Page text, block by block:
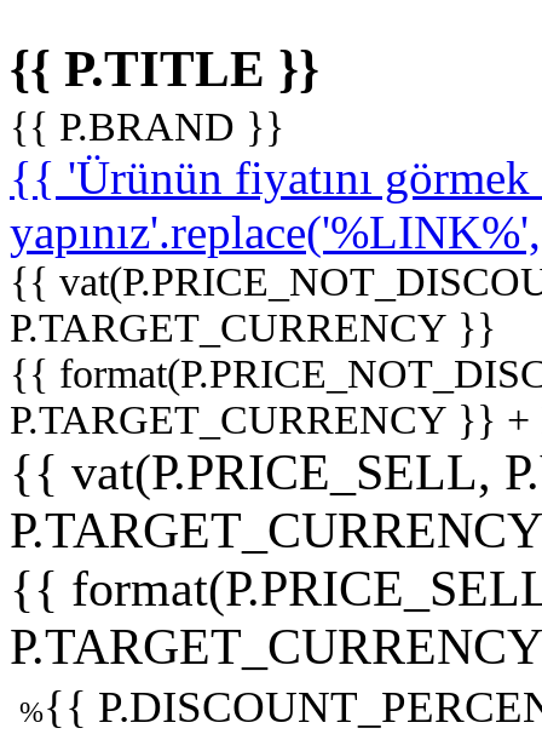
{{ P.TITLE }}
{{ P.BRAND }}
{{ 'Ürünün fiyatını
{{
P.TARGET_CURRENCY }}
{{
P.TARGET_CURRENCY }}
{{ vat(P.PRICE_SELL,
{{
%{{